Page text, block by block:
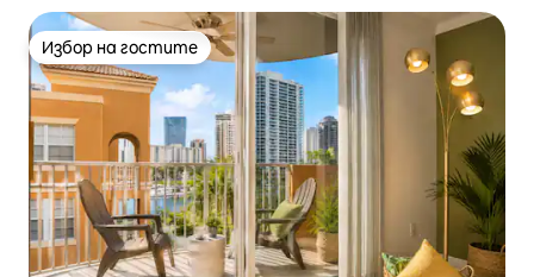
Избор на гостите
Избор на гостите